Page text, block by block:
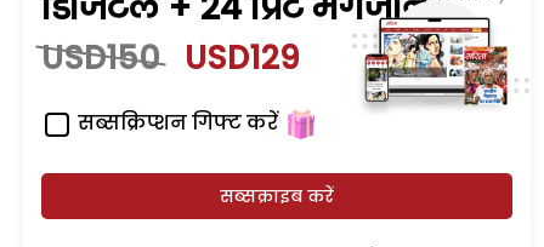
USD150 USD129
सब्सक्रिप्शन गिफ्ट करें
सब्सक्राइब करें